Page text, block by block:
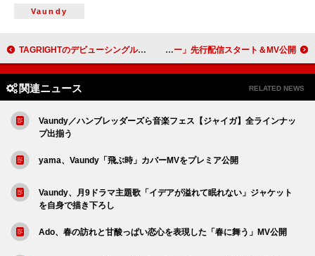
Vaundy
TAGRIGHTのデビューシングルは『ZERO』、アートワーク＆特典会第2弾も解禁 櫻坂46、遠藤理子がセンターを務めるBACKS楽曲「コインランドリー」先行配信スタート＆MV公開
関連ニュース RELATED NEWS
Vaundy／ハンブレッダーズら音楽フェス【ジャイガ】全ラインナッ
プ出揃う
yama、Vaundy「飛ぶ時」カバーMVをプレミア公開
Vaundy、月9ドラマ主題歌「イデアが溢れて眠れない」ジャケット
を自身で描き下ろし
Ado、春の訪れと甘酸っぱい恋心を表現した「春に舞う」MV公開